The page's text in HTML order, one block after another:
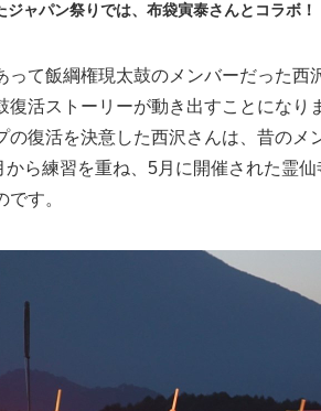
ジャパン祭りでは、布袋寅泰さんとコラボ！
って飯綱権現太鼓のメンバーだった西
復活ストーリーが動き出すことになり
の復活を決意した西沢さんは、昔のメ
ら練習を重ね、5月に開催された霊仙
す。